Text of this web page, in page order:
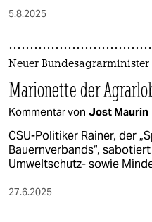
5.8.2025
Neuer Bundesagrarminister
Marionette der
Kommentar von Jost Maurin
CSU-Politiker Rainer, der
Bauernverbands“,
Umweltschutz- sowie
27.6.2025